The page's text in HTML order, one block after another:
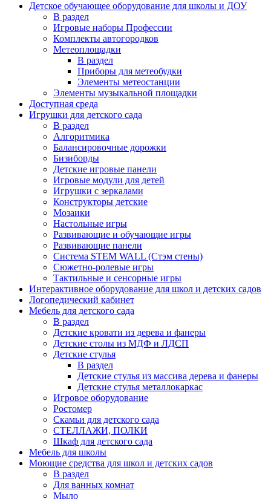
Детское обучающее оборудование для школы и ДОУ
В раздел
Игровые наборы Профессии
Комплекты автогородков
Метеоплощадки
В раздел
Приборы для метеобудки
Элементы метеостанции
Элементы музыкальной площадки
Доступная среда
Игрушки для детского сада
В раздел
Алгоритмика
Балансировочные дорожки
Бизиборды
Детские игровые панели
Игровые модули для детей
Игрушки с зеркалами
Конструкторы детские
Мозаики
Настольные игры
Развивающие и обучающие игры
Развивающие панели
Система STEM WALL (Cтэм стены)
Сюжетно-ролевые игры
Тактильные и сенсорные игры
Интерактивное оборудование для школ и детских садов
Логопедический кабинет
Мебель для детского сада
В раздел
Детские кровати из дерева и фанеры
Детские столы из МДФ и ЛДСП
Детские стулья
В раздел
Детские стулья из массива дерева и фанеры
Детские стулья металлокаркас
Игровое оборудование
Ростомер
Скамьи для детского сада
СТЕЛЛАЖИ, ПОЛКИ
Шкаф для детского сада
Мебель для школы
Моющие средства для школ и детских садов
В раздел
Для ванных комнат
Мыло